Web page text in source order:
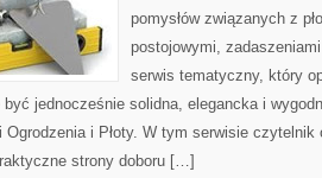
pomysłów związanych z
postojowymi,
serwis tematyczny, który
jednocześnie solidna, elegancka i
Ogrodzenia i Płoty. W tym serwisie
strony doboru […]